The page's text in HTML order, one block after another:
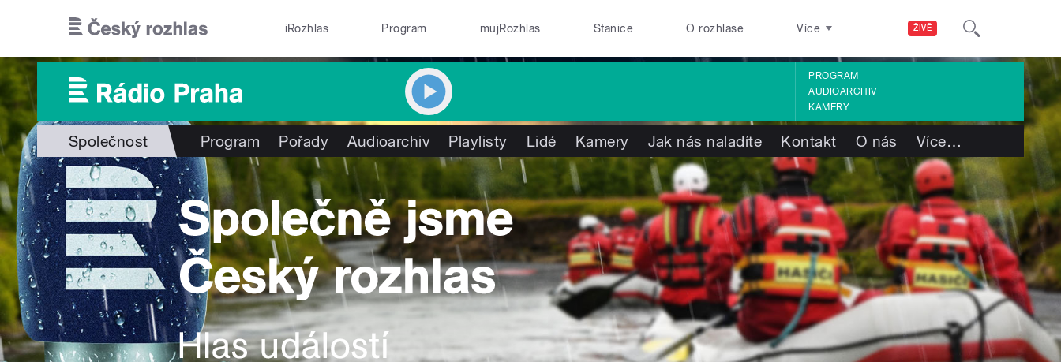
ŽIVĚ
iRozhlas Program mujRozhlas Stanice O rozhlase Více
PROGRAM
AUDIOARCHIV
KAMERY
Společnost Program Pořady Audioarchiv Playlisty Lidé Kamery Jak nás naladíte Kontakt O nás Více…